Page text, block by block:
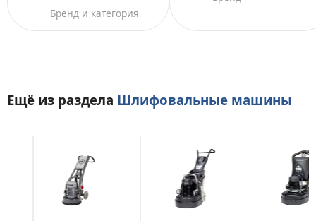
Бренд и категория
Ещё из раздела Шлифовальные машины